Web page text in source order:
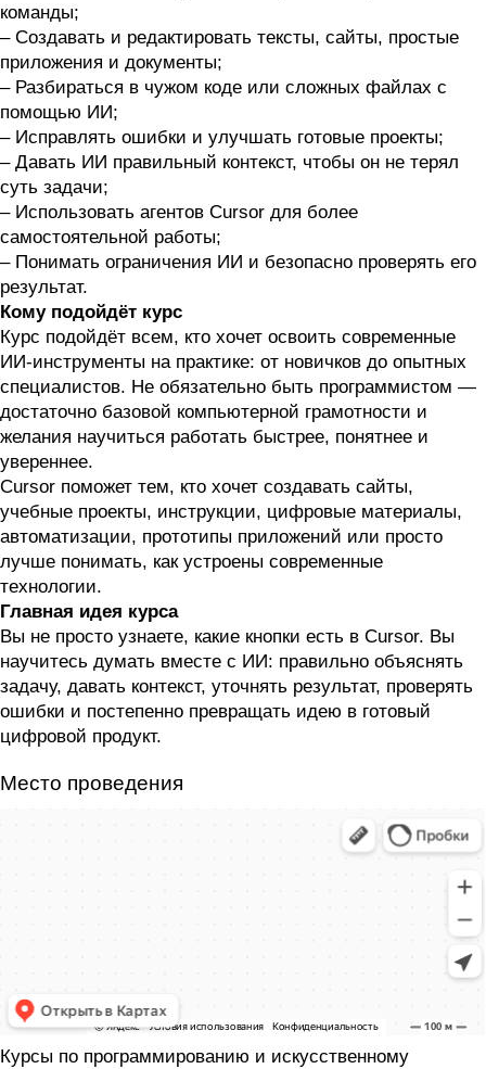
команды;
– Создавать и редактировать тексты, сайты, простые
приложения и документы;
– Разбираться в чужом коде или сложных файлах с
помощью ИИ;
– Исправлять ошибки и улучшать готовые проекты;
– Давать ИИ правильный контекст, чтобы он не терял
суть задачи;
– Использовать агентов Cursor для более
самостоятельной работы;
– Понимать ограничения ИИ и безопасно проверять его
результат.
Кому подойдёт курс
Курс подойдёт всем, кто хочет освоить современные
ИИ-инструменты на практике: от новичков до опытных
специалистов. Не обязательно быть программистом —
достаточно базовой компьютерной грамотности и
желания научиться работать быстрее, понятнее и
увереннее.
Cursor поможет тем, кто хочет создавать сайты,
учебные проекты, инструкции, цифровые материалы,
автоматизации, прототипы приложений или просто
лучше понимать, как устроены современные
технологии.
Главная идея курса
Вы не просто узнаете, какие кнопки есть в Cursor. Вы
научитесь думать вместе с ИИ: правильно объяснять
задачу, давать контекст, уточнять результат, проверять
ошибки и постепенно превращать идею в готовый
цифровой продукт.
Место проведения
Курсы по программированию и искусственному